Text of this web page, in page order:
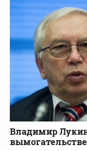
Владимир Лукин